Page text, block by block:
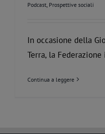
Podcast Prospettive sociali
In occasione della
Terra, la
Continua a leggere